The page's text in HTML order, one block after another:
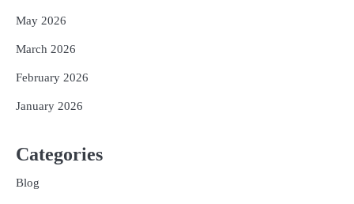
May 2026
March 2026
February 2026
January 2026
Categories
Blog